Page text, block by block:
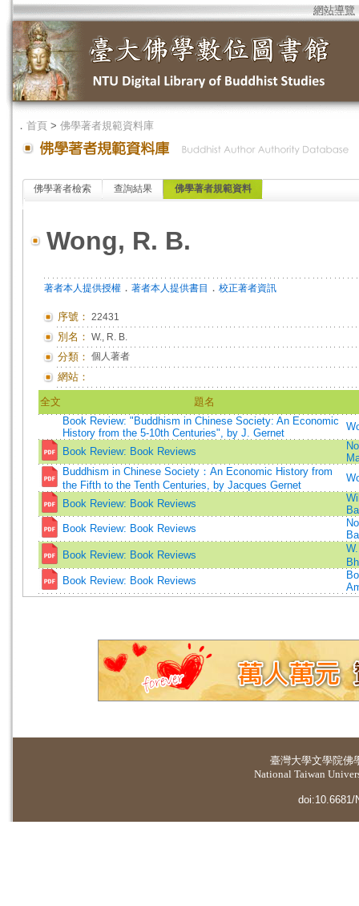
網站導覽
． 首頁 > 佛學著者規範資料庫
佛學著者檢索 查詢結果 佛學著者規範資料
Wong, R. B.
著者本人提供授權 ． 著者本人提供書目 ． 校正著者資訊
序號： 22431
別名： W., R. B.
分類： 個人著者
網站：
全文
題名
Book Review: "Buddhism in Chinese Society: An Economic
History from the 5-10th Centuries", by J. Gernet
Book Review: Book Reviews
Buddhism in Chinese Society：An Economic History from
the Fifth to the Tenth Centuries, by Jacques Gernet
Book Review: Book Reviews
Book Review: Book Reviews
Book Review: Book Reviews
Book Review: Book Reviews
臺灣大學文學院佛
National Taiwan
doi:10.6681/